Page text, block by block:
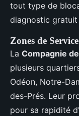
tout type de
diagnostic
Zones de Service
La Compagnie
plusieurs
Odéon, Notre-
des-Prés. Leur
pour sa rapidité